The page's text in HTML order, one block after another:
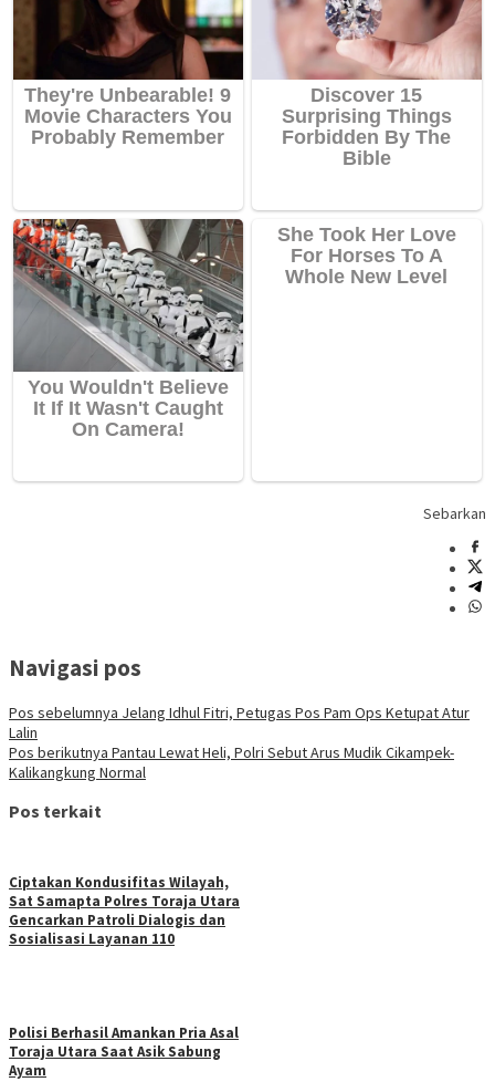
Sebarkan
Navigasi pos
Pos sebelumnya Jelang Idhul Fitri, Petugas Pos Pam Ops Ketupat Atur
Lalin
Pos berikutnya Pantau Lewat Heli, Polri Sebut Arus Mudik Cikampek-
Kalikangkung Normal
Pos terkait
Ciptakan Kondusifitas Wilayah,
Sat Samapta Polres Toraja Utara
Gencarkan Patroli Dialogis dan
Sosialisasi Layanan 110
Polisi Berhasil Amankan Pria Asal
Toraja Utara Saat Asik Sabung
Ayam